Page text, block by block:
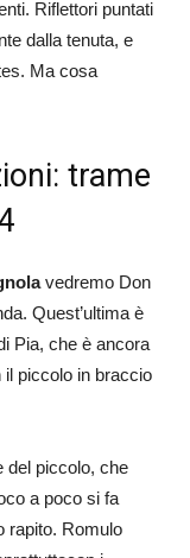
Riflettori puntati
dalla tenuta, e
Ma cosa
trame
vedremo Don
Quest’ultima è
Pia, che è ancora
piccolo in braccio
del piccolo, che
a poco si fa
rapito. Romulo